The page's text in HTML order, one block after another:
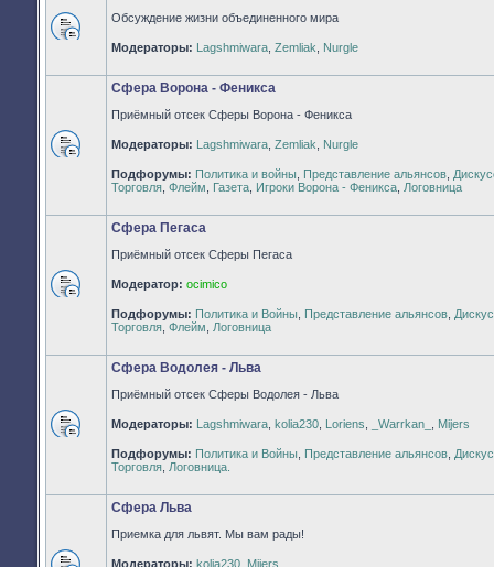
Нет
непрочитанных
Обсуждение жизни объединенного мира
Модераторы: Lagshmiwara Zemliak Nurgle
непрочитанных
сообщений
Сфера Ворона - Феникса
Приёмный отсек Сферы Ворона - Феникса
Модераторы: Lagshmiwara Zemliak Nurgle
Подфорумы: Политика и войны Представление альянсов
Торговля Флейм Газета Игроки Ворона - Феникса Логовница
непрочитанных
сообщений
Сфера Пегаса
Приёмный отсек Сферы Пегаса
Модератор: ocimico
Подфорумы: Политика и Войны Представление альянсов
Торговля Флейм Логовница
непрочитанных
сообщений
Сфера Водолея - Льва
Приёмный отсек Сферы Водолея - Льва
Модераторы: Lagshmiwara kolia230 Loriens _Warrkan_ Mijers
Подфорумы: Политика и Войны Представление альянсов
Торговля Логовница.
Сфера Льва
Приемка для львят. Мы вам рады!
Модераторы: kolia230 Mijers